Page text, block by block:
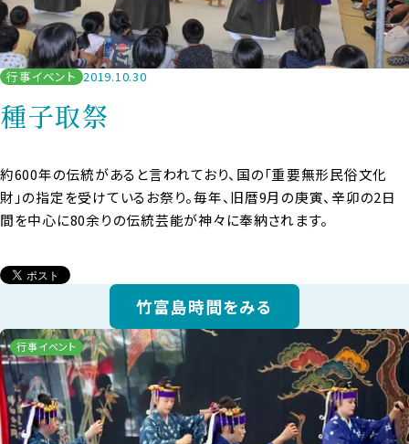
行事イベント 2019.10.30
種子取祭
約600年の伝統があると言われており、国の「重要無形民俗文化
財」の指定を受けているお祭り。毎年、旧暦9月の庚寅、辛卯の2日
間を中心に80余りの伝統芸能が神々に奉納されます。
竹富島時間をみる
行事イベント